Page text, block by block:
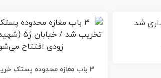
۳ باب مغازه محدوده پستک